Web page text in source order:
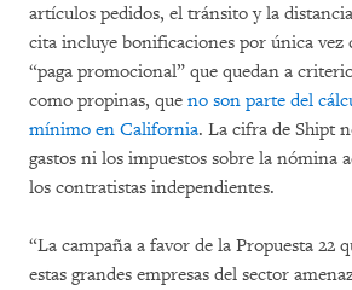
artículos pedidos, el tránsito y la
cita incluye bonificaciones por única vez
“paga promocional” que quedan a
como propinas, que no son parte del
mínimo en California. La cifra de Shipt
gastos ni los impuestos sobre la nómina
los contratistas independientes.
“La campaña a favor de la Propuesta 22
estas grandes empresas del sector